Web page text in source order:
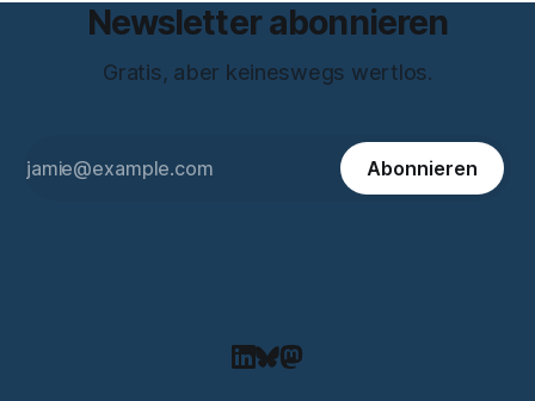
Newsletter abonnieren
Gratis, aber keineswegs wertlos.
Abonnieren